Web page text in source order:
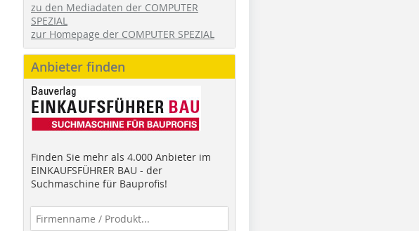
zu den Mediadaten der COMPUTER
SPEZIAL
zur Homepage der COMPUTER SPEZIAL
Anbieter finden
Finden Sie mehr als 4.000 Anbieter im
EINKAUFSFÜHRER BAU - der
Suchmaschine für Bauprofis!